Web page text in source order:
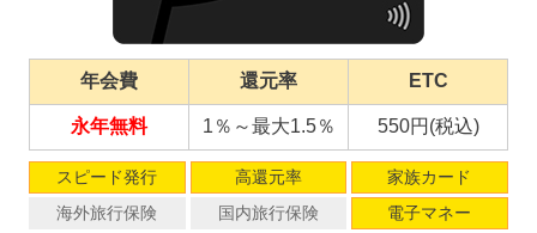
年会費 還元率 ETC
永年無料 1％～最大1.5％ 550円(税込)
スピード発行 高還元率
家族カード
海外旅行保険
国内旅行保険 電子マネー